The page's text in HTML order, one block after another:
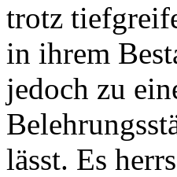
trotz
in ihrem
jedoch zu
lässt. Es